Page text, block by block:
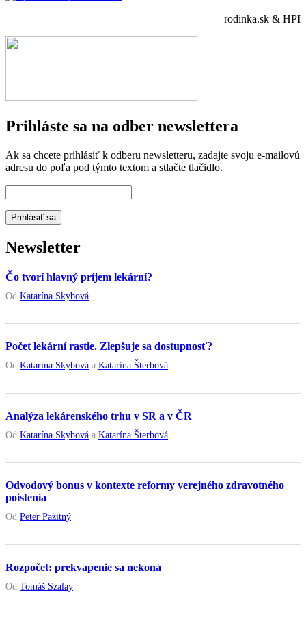
rodinka.sk & HPI
Prihláste sa na odber newslettera
Ak sa chcete prihlásiť k odberu newsletteru, zadajte svoju e-mailovú
adresu do poľa pod týmto textom a stlačte tlačidlo.
Newsletter
Čo tvorí hlavný príjem lekární?
Od Katarína Skybová
Počet lekární rastie. Zlepšuje sa dostupnosť?
Od Katarína Skybová a Katarína Šterbová
Analýza lekárenského trhu v SR a v ČR
Od Katarína Skybová a Katarína Šterbová
Odvodový bonus v kontexte reformy verejného zdravotného
poistenia
Od Peter Pažitný
Rozpočet: prekvapenie sa nekoná
Od Tomáš Szalay